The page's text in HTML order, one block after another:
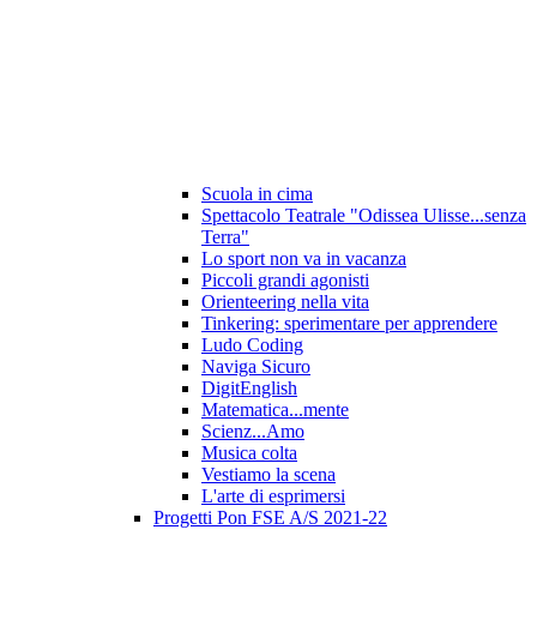
Scuola in cima
Spettacolo Teatrale "Odissea Ulisse...senza
Terra"
Lo sport non va in vacanza
Piccoli grandi agonisti
Orienteering nella vita
Tinkering: sperimentare per apprendere
Ludo Coding
Naviga Sicuro
DigitEnglish
Matematica...mente
Scienz...Amo
Musica colta
Vestiamo la scena
L'arte di esprimersi
Progetti Pon FSE A/S 2021-22